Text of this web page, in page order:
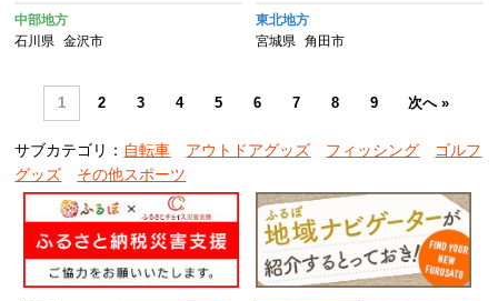
ト 父の日 敬老の日 お取り寄
せ 通販 送料無料 ふるさと納
税 石川 金沢 加賀百万石 加
中部地方
石川県
金沢市
0 ホワイトアッシュ
東北地方
宮城県 角田市
1 2 3 4 5 6 7 8 9 次へ »
サブカテゴリ： 自転車 アウトドアグッズ フィッシング
ゴルフ
グッズ
その他スポーツ